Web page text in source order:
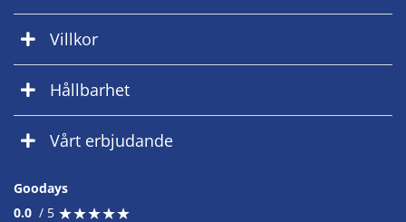
Villkor
Hållbarhet
Vårt erbjudande
Goodays
0.0 / 5 ★★★★★
★★★★★